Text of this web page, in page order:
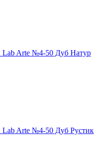
Arte №4-50 Дуб Натур
Arte №4-50 Дуб Рустик